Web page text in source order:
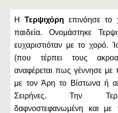
Η Τερψιχόρη επινόησε το
παιδεία. Ονομάστηκε
ευχαριστιόταν με το
(που τέρπει τους
αναφέρεται πως γέννησε με
με τον Άρη το Βίστωνα ή
Σειρήνες. Την
δαφνοστεφανωμένη και με